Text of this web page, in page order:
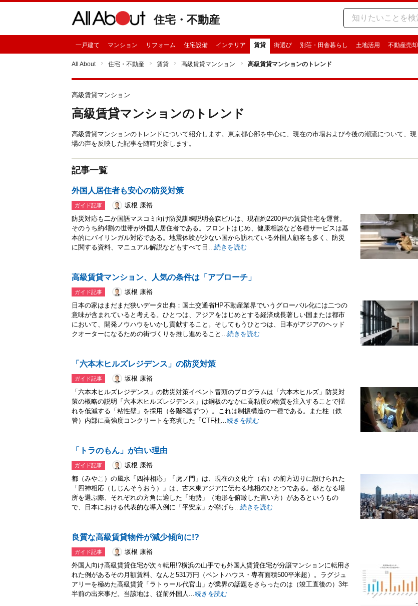
住宅・不動産
一戸建て マンション リフォーム 住宅設備 インテリア 賃貸 街選び 別荘・田舎暮らし 土地活用 不動産売却
All About 住宅・不動産 賃貸 高級賃貸マンション 高級賃貸マンションのトレンド
高級賃貸マンション
高級賃貸マンションのトレンド
高級賃貸マンションのトレンドについて紹介します。東京都心部を中心に、現在の市場および今後の潮流について、現
場の声を反映した記事を随時更新します。
記事一覧
外国人居住者も安心の防災対策
ガイド記事
坂根 康裕
防災対応も二か国語マスコミ向け防災訓練説明会森ビルは、現在約2200戸の賃貸住宅を運営。
そのうち約4割の世帯が外国人居住者である。フロントはじめ、健康相談など各種サービスは基
本的にバイリンガル対応である。地震体験が少ない国から訪れている外国人顧客も多く、防災
に関する資料、マニュアル解説などもすべて日...続きを読む
高級賃貸マンション、人気の条件は「アプローチ」
ガイド記事
坂根 康裕
日本の家はまだまだ狭いデータ出典：国土交通省HP不動産業界でいうグローバル化には二つの
意味が含まれていると考える。ひとつは、アジアをはじめとする経済成長著しい国または都市
において、開発ノウハウをいかし貢献すること。そしてもうひとつは、日本がアジアのヘッド
クオーターになるための街づくりを推し進めること...続きを読む
「六本木ヒルズレジデンス」の防災対策
ガイド記事
坂根 康裕
「六本木ヒルズレジデンス」の防災対策イベント冒頭のプログラムは「六本木ヒルズ」防災対
策の概略の説明「六本木ヒルズレジデンス」は鋼板のなかに高粘度の物質を注入することで揺
れを低減する「粘性壁」を採用（各階8基ずつ）。これは制振構造の一種である。また柱（鉄
管）内部に高強度コンクリートを充填した「CTF柱...続きを読む
「トラのもん」が白い理由
ガイド記事
坂根 康裕
都（みやこ）の風水「四神相応」「虎ノ門」は、現在の文化庁（右）の前方辺りに設けられた
「四神相応（しじんそうおう）」は、古来東アジアに伝わる地相のひとつである。都となる場
所を選ぶ際、それぞれの方角に適した「地勢」（地形を俯瞰した言い方）があるというもの
で、日本における代表的な導入例に「平安京」が挙げら...続きを読む
良質な高級賃貸物件が減少傾向に!?
ガイド記事
坂根 康裕
外国人向け高級賃貸住宅が次々転用!?横浜の山手でも外国人賃貸住宅が分譲マンションに転用さ
れた例があるその月額賃料、なんと531万円（ペントハウス・専有面積500平米超）。ラグジュ
アリーを極めた高級賃貸「ラトゥール代官山」が業界の話題をさらったのは（竣工直後の）3年
半前の出来事だ。当該地は、従前外国人...続きを読む